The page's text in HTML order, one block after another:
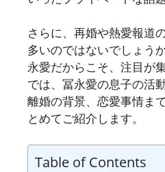
さらに、再婚や熱愛報道
多いのではないでしょう
永愛だからこそ、注目が
では、冨永愛の息子の活
離婚の背景、恋愛事情ま
とめてご紹介します。
Table of Contents